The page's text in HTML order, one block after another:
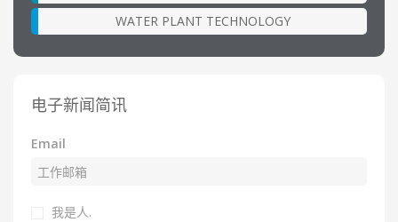
WATER PLANT TECHNOLOGY
电子新闻简讯
Email
我是人.